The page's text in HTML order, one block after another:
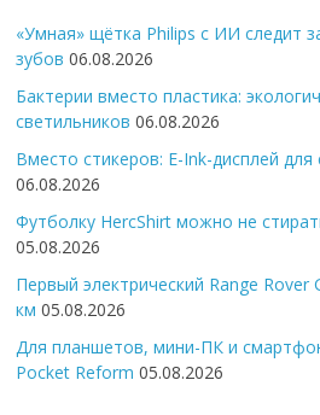
«Умная» щётка Philips с ИИ следит
зубов 06.08.2026
Бактерии вместо пластика:
светильников 06.08.2026
Вместо стикеров: E-Ink-дисплей
06.08.2026
Футболку HercShirt можно не
05.08.2026
Первый электрический Range Rover
км 05.08.2026
Для планшетов, мини-ПК и
Pocket Reform 05.08.2026